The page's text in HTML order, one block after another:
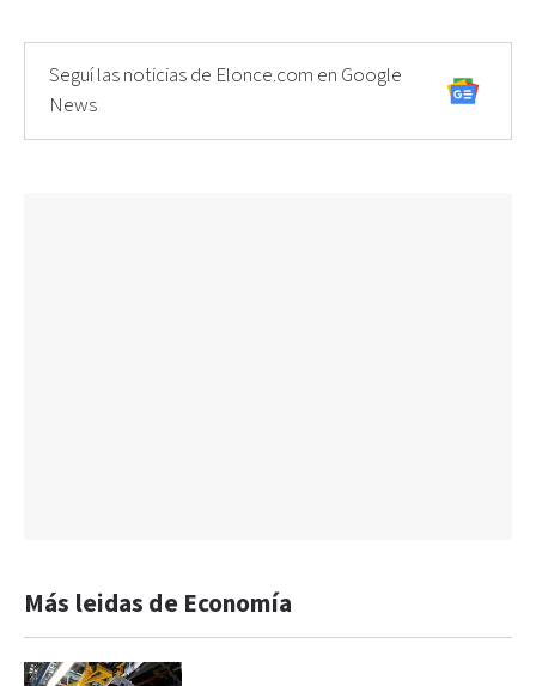
Seguí las noticias de Elonce.com en Google
News
Más leidas de Economía